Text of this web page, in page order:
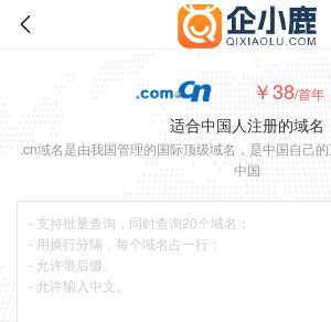
￥38/首年
适合中国人注册的域名
.cn域名是由我国管理的国际顶级域名，是中国自己
中国